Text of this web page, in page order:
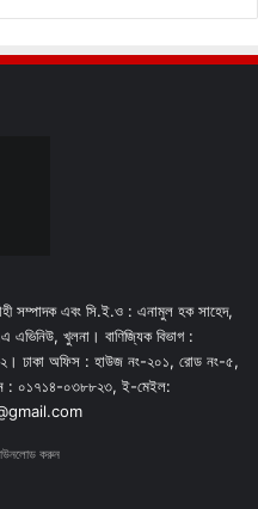
সম্পাদক এবং সি.ই.ও : এনামুল হক সাহেদ,
এভিনিউ, খুলনা। বাণিজ্যিক বিভাগ :
ঢাকা অফিস : হাউজ নং-২০১, রোড নং-৫,
: ০১৭১৪-০৩৮৮২৩, ই-মেইল:
করুন